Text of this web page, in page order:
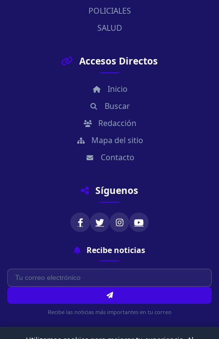
POLICIALES
SALUD
Accesos Directos
Inicio
Buscar
Redacción
Mapa del sitio
Contacto
Síguenos
Recibe noticias
Recibe las noticias más importantes en tu correo